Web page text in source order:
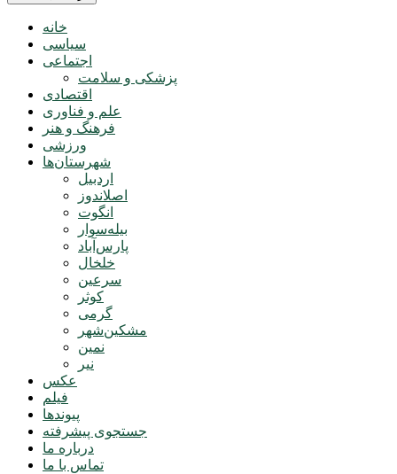
خانه
سیاسی
اجتماعی
پزشکی و سلامت
اقتصادی
علم و فناوری
فرهنگ و هنر
ورزشی
شهرستان‌ها
اردبیل
اصلاندوز
انگوت
بیله‌سوار
پارس‌آباد
خلخال
سرعین
کوثر
گرمی
مشکین‌شهر
نمین
نیر
عکس
فیلم
پیوندها
جستجوی پیشرفته
درباره ما
تماس با ما